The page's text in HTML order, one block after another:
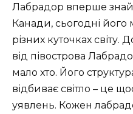
Лабрадор вперше
Канади, сьогодні
різних куточках світу.
від півострова
мало хто. Його
відбиває світло – це
уявлень. Кожен